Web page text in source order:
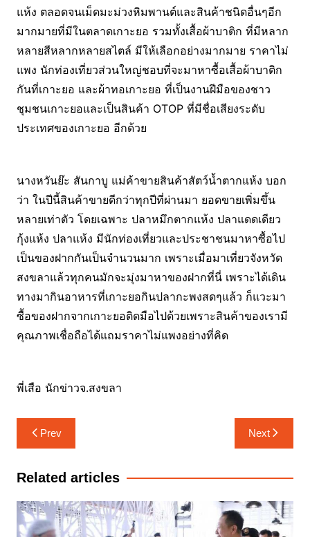
แห้ง ตลอดจนเม็ดมะม่วงหิมพานต์และสินค้าชนิดอื่นๆอีก
มากมายที่มีในตลาดเกาะยอ รวมทั้งเสื้อผ้าบาติก ที่มีหลาก
หลายสีหลากหลายสไตล์ มีให้เลือกอย่างมากมาย ราคาไม่
แพง นักท่องเที่ยวส่วนใหญ่ชอบที่จะมาหาซื้อเสื้อผ้าบาติก
กันที่เกาะยอ และผ้าทอเกาะยอ ที่เป็นงานฝีมือของชาว
ชุมชนเกาะยอและเป็นสินค้า OTOP ที่มีชื่อเสียงระดับ
ประเทศของเกาะยอ อีกด้วย
นางหวันย๊ะ สันกาบู แม่ค้าขายสินค้าสัตว์น้ำตากแห้ง บอก
ว่า ในปีนี้สินค้าขายดีกว่าทุกปีที่ผ่านมา ยอดขายเพิ่มขึ้น
หลายเท่าตัว โดยเฉพาะ ปลาหมึกตากแห้ง ปลาแดดเดียว
กุ้งแห้ง ปลาแห้ง มีนักท่องเที่ยวและประชาชนมาหาซื้อไป
เป็นของฝากกันเป็นจำนวนมาก เพราะเมื่อมาเที่ยวจังหวัด
สงขลาแล้วทุกคนมักจะมุ่งมาหาของฝากที่นี่ เพราะได้เดิน
ทางมากินอาหารที่เกาะยอกินปลากะพงสดๆแล้ว ก็แวะมา
ซื้อของฝากจากเกาะยอติดมือไปด้วยเพราะสินค้าของเรามี
คุณภาพเชื่อถือได้แถมราคาไม่แพงอย่างที่คิด
พี่เสือ นักข่าวจ.สงขลา
แนะแนว
เรื่อง
Prev Next
Related articles